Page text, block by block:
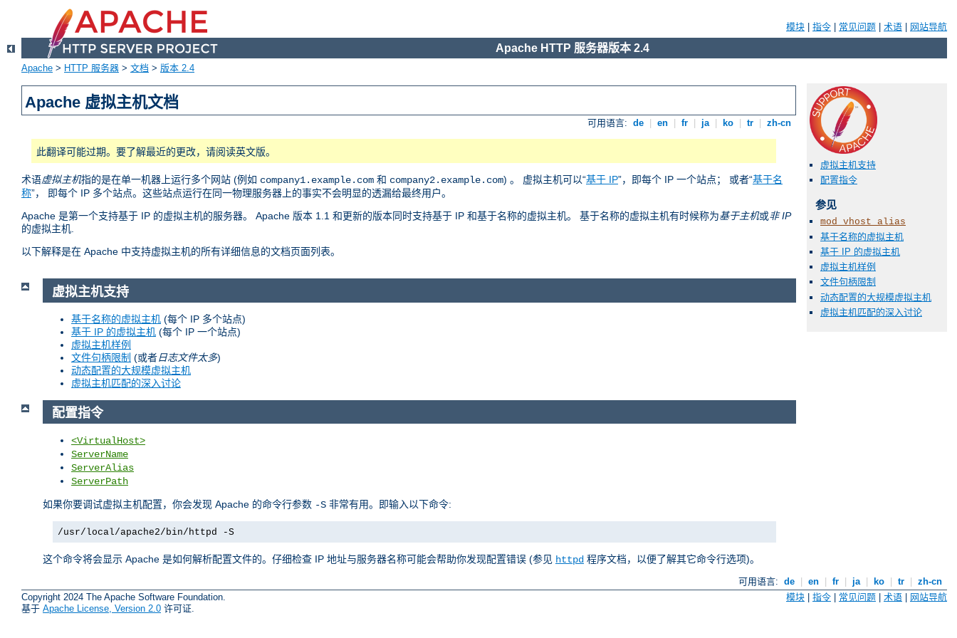
模块 指令 常见问题 术语 网站导航
Apache HTTP 服务器版本 2.4
Apache > HTTP 服务器 > 文档 > 版本 2.4
Apache 虚拟主机文档
可用语言: de en fr ja ko tr zh-cn
此翻译可能过期。要了解最近的更改，请阅读英文版。
术语虚拟主机指的是在单一机器上运行多个网站 (例如 company1.example.com 和 company2.example.com) 。 虚拟主机可以“基于 IP”，即每个 IP 一个站点； 或者“基于名
称”， 即每个 IP 多个站点。这些站点运行在同一物理服务器上的事实不会明显的透漏给最终用户。
Apache 是第一个支持基于 IP 的虚拟主机的服务器。 Apache 版本 1.1 和更新的版本同时支持基于 IP 和基于名称的虚拟主机。 基于名称的虚拟主机有时候称为基于主机或非 IP
的虚拟主机.
以下解释是在 Apache 中支持虚拟主机的所有详细信息的文档页面列表。
虚拟主机支持
配置指令
参见
mod_vhost_alias
基于名称的虚拟主机
基于 IP 的虚拟主机
虚拟主机样例
文件句柄限制
动态配置的大规模虚拟主机
虚拟主机匹配的深入讨论
虚拟主机支持
基于名称的虚拟主机 (每个 IP 多个站点)
基于 IP 的虚拟主机 (每个 IP 一个站点)
虚拟主机样例
文件句柄限制 (或者日志文件太多)
动态配置的大规模虚拟主机
虚拟主机匹配的深入讨论
配置指令
<VirtualHost>
ServerName
ServerAlias
ServerPath
如果你要调试虚拟主机配置，你会发现 Apache 的命令行参数 -S 非常有用。即输入以下命令:
/usr/local/apache2/bin/httpd -S
这个命令将会显示 Apache 是如何解析配置文件的。仔细检查 IP 地址与服务器名称可能会帮助你发现配置错误 (参见 httpd 程序文档，以便了解其它命令行选项)。
可用语言: de en fr ja ko tr
zh-cn
Copyright 2024 The Apache Software Foundation.
基于 Apache License, Version 2.0 许可证.
模块 指令 常见问题 术语 网站导航